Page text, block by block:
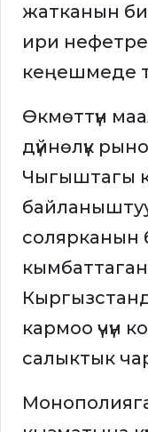
жатканын
ири
кеңешмеде
Өкмөттүн
дүйнөлүк
Чыгыштагы
солярканын
кармоо үчүн
салыктык